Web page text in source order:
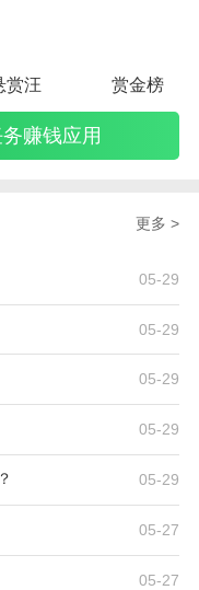
赏汪 赏金榜
赚钱应用
更多 >
05-29
05-29
05-29
05-29
05-29
05-27
05-27